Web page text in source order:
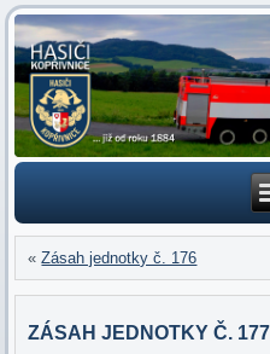
«Zásah jednotky č. 176
ZÁSAH JEDNOTKY Č. 177